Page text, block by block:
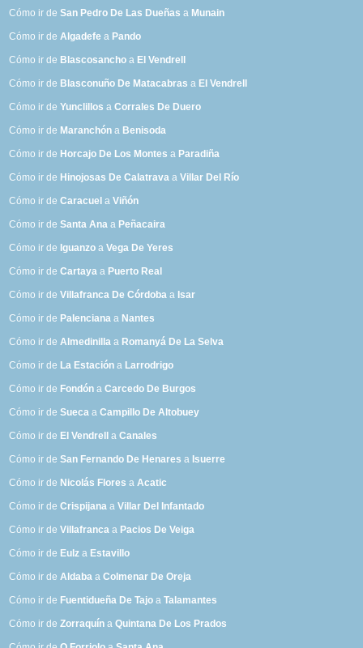
Cómo ir deSan Pedro De Las Dueñas a Munain
Cómo ir deAlgadefe a Pando
Cómo ir de Blascosancho a El Vendrell
Cómo ir de Blasconuño De Matacabras a El Vendrell
Cómo ir deYunclillos aCorrales De Duero
Cómo ir de Maranchón a Benisoda
Cómo ir de Horcajo De Los Montes a Paradiña
Cómo ir de Hinojosas De Calatrava aVillar Del Río
Cómo ir deCaracuel aViñón
Cómo ir deSanta Ana a Peñacaira
Cómo ir de Iguanzo aVega De Yeres
Cómo ir deCartaya a Puerto Real
Cómo ir deVillafranca De Córdoba a Isar
Cómo ir de Palenciana a Nantes
Cómo ir deAlmedinilla a Romanyá De La Selva
Cómo ir de La Estación a Larrodrigo
Cómo ir de Fondón aCarcedo De Burgos
Cómo ir deSueca aCampillo De Altobuey
Cómo ir de El Vendrell aCanales
Cómo ir deSan Fernando De Henares a Isuerre
Cómo ir de Nicolás Flores aAcatic
Cómo ir deCrispijana aVillar Del Infantado
Cómo ir deVillafranca a Pacios De Veiga
Cómo ir de Eulz a Estavillo
Cómo ir deAldaba aColmenar De Oreja
Cómo ir de Fuentidueña De Tajo aTalamantes
Cómo ir deZorraquín aQuintana De Los Prados